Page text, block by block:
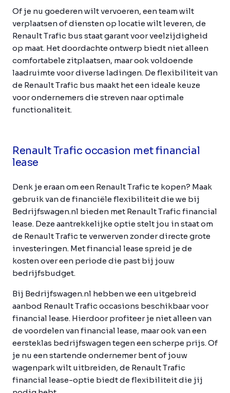
Of je nu goederen wilt vervoeren, een team wilt
verplaatsen of diensten op locatie wilt leveren, de
Renault Trafic bus staat garant voor veelzijdigheid
op maat. Het doordachte ontwerp biedt niet alleen
comfortabele zitplaatsen, maar ook voldoende
laadruimte voor diverse ladingen. De flexibiliteit van
de Renault Trafic bus maakt het een ideale keuze
voor ondernemers die streven naar optimale
functionaliteit.
Renault Trafic occasion met financial
lease
Denk je eraan om een Renault Trafic te kopen? Maak
gebruik van de financiële flexibiliteit die we bij
Bedrijfswagen.nl bieden met Renault Trafic financial
lease. Deze aantrekkelijke optie stelt jou in staat om
de Renault Trafic te verwerven zonder directe grote
investeringen. Met financial lease spreid je de
kosten over een periode die past bij jouw
bedrijfsbudget.
Bij Bedrijfswagen.nl hebben we een uitgebreid
aanbod Renault Trafic occasions beschikbaar voor
financial lease. Hierdoor profiteer je niet alleen van
de voordelen van financial lease, maar ook van een
eersteklas bedrijfswagen tegen een scherpe prijs. Of
je nu een startende ondernemer bent of jouw
wagenpark wilt uitbreiden, de Renault Trafic
financial lease-optie biedt de flexibiliteit die jij